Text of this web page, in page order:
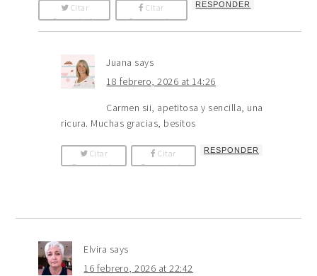
Citar
Comentario
Citar
Comentario
RESPONDER
Juana says
18 febrero, 2026 at 14:26
Carmen sii, apetitosa y sencilla, una
ricura. Muchas gracias, besitos
Citar
Comentario
Citar
Comentario
RESPONDER
Elvira says
16 febrero, 2026 at 22:42